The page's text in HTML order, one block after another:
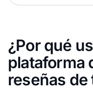
¿Por qué
plataforma
reseñas